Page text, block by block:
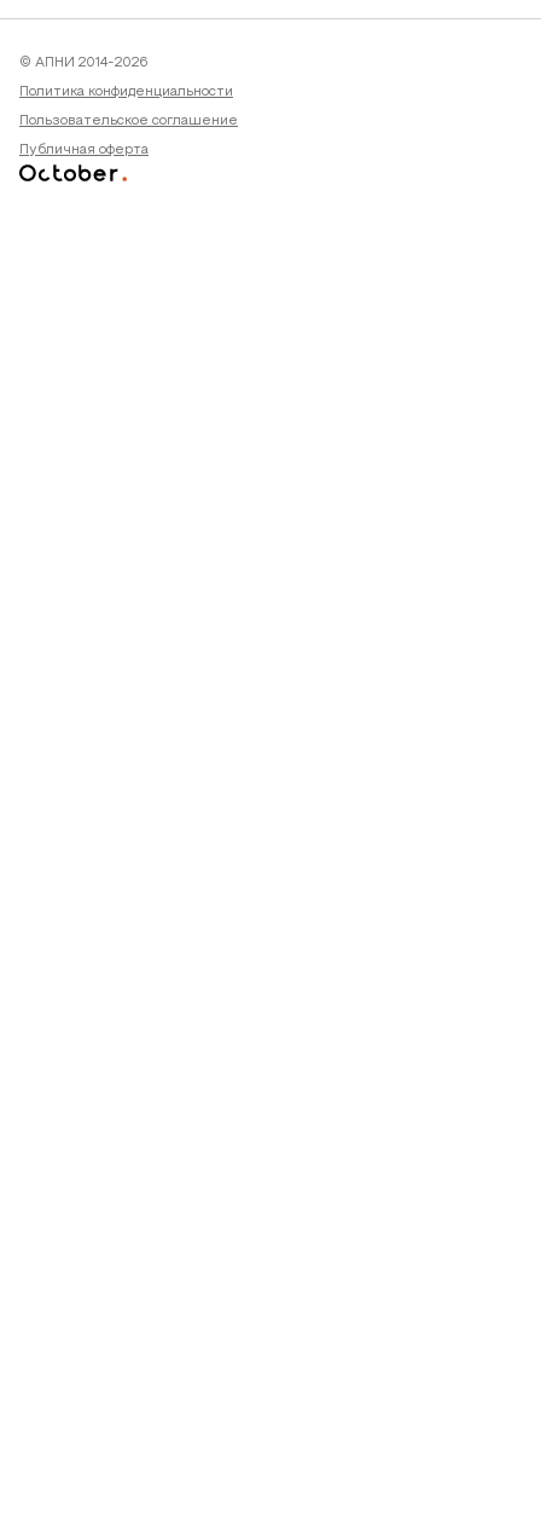
© АПНИ 2014-2026
Политика конфиденциальности
Пользовательское соглашение
Публичная оферта